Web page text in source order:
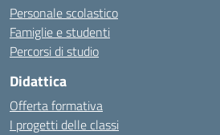
Personale scolastico
Famiglie e studenti
Percorsi di studio
Didattica
Offerta formativa
I progetti delle classi